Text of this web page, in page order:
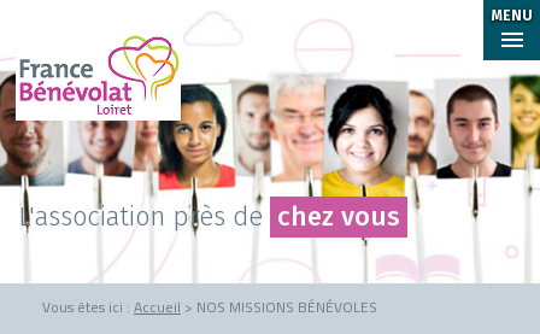
MENU
L'association près de chez vous
Vous êtes ici : Accueil > NOS MISSIONS BÉNÉVOLES